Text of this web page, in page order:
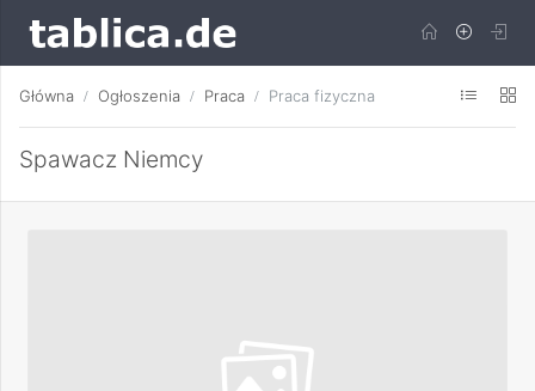
Główna Ogłoszenia Praca Praca fizyczna
Spawacz Niemcy